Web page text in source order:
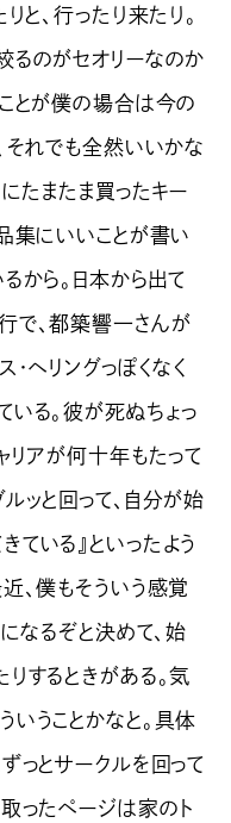
と、行ったり来たり。
るのがセオリーなのか
とが僕の場合は今の
それでも全然いいかな
たまたま買ったキー
集にいいことが書い
から。日本から出て
で、都築響一さんが
ヘリングっぽくなく
る。彼が死ぬちょっ
リアが何十年もたって
ッと回って、自分が始
いる』といったよう
、僕もそういう感覚
なるぞと決めて、始
するときがある。気
うことかなと。具体
っとサークルを回って
ったページは家のト